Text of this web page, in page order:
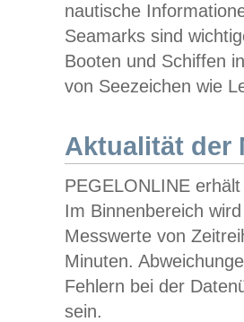
nautische
Seamarks sind
Booten und Schiffen
von Seezeichen wie
Aktualität der
PEGELONLINE
Im Binnenbereich
Messwerte von
Minuten.
Fehlern bei der
sein.